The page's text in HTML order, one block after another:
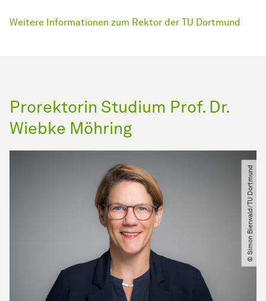
Weitere Informationen zum Rektor der TU Dortmund
Prorektorin Studium Prof. Dr.
Wiebke Möhring
© Simon Bierwald​​/​​TU Dortmund